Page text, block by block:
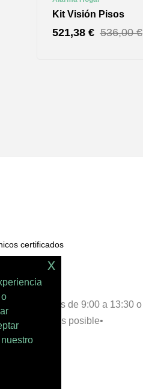
Kit Visión Pisos
536,00€
521,38 €
certificados
y Viernes de 9:00 a 13:30 o
lo antes posible•
x